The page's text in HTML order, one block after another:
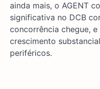
ainda mais, o AGENT
significativa no DCB
concorrência chegue,
crescimento
periféricos.